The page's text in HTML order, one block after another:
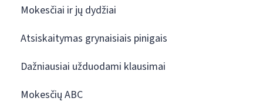
Mokesčiai ir jų dydžiai
Atsiskaitymas grynaisiais pinigais
Dažniausiai užduodami klausimai
Mokesčių ABC